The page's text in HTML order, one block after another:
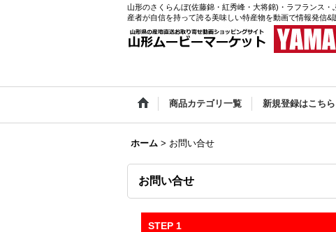
山形のさくらんぼ(佐藤錦・紅秀峰・大将錦)・ラフランス
産者が自信を持って誇る美味しい特産物を動画で情報発信
商品カテゴリ一覧 新規登録はこちら
ホーム > お問い合せ
お問い合せ
STEP 1